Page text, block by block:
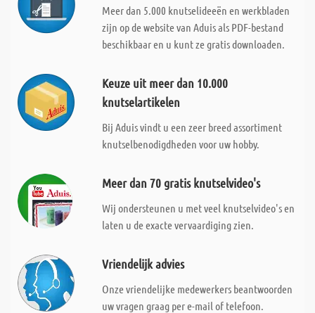
Meer dan 5.000 knutselideeën en werkbladen
zijn op de website van Aduis als PDF-bestand
beschikbaar en u kunt ze gratis downloaden.
Keuze uit meer dan 10.000
knutselartikelen
Bij Aduis vindt u een zeer breed assortiment
knutselbenodigdheden voor uw hobby.
Meer dan 70 gratis knutselvideo's
Wij ondersteunen u met veel knutselvideo's en
laten u de exacte vervaardiging zien.
Vriendelijk advies
Onze vriendelijke medewerkers beantwoorden
uw vragen graag per e-mail of telefoon.